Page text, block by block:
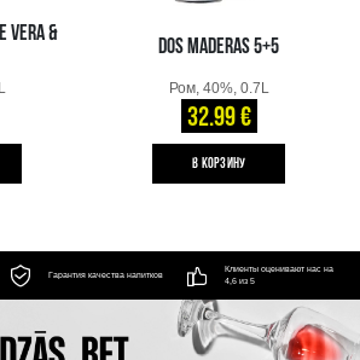
VERA &
DOS MADERAS 5+5
Ром, 40%, 0.7L
32.99 €
B КОРЗИНУ
Гарантия качества напитков
Клиенты оценивают нас на
4,6 из 5